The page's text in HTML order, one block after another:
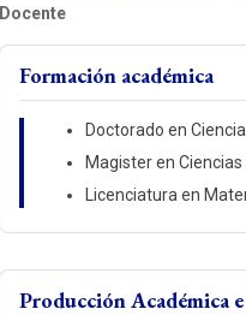
Docente
Formación académica
Doctorado en
Magister en
Licenciatura en
Producción Académica